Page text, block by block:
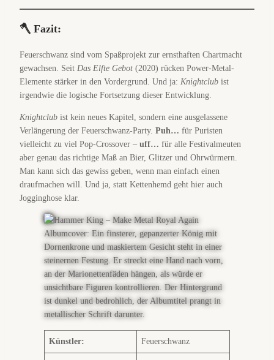
🪓 Fazit:
Feuerschwanz sind vom Spaßprojekt zur ernsthaften Chartmacht
gewachsen. Seit Das Elfte Gebot (2020) rücken Power-Metal-
Elemente stärker in den Vordergrund. Und ja: Knightclub ist
irgendwie die logische Fortsetzung dieser Entwicklung.
Knightclub ist kein neues Kapitel, sondern eine ausgelassene
Verlängerung der Feuerschwanz-Party. Puh… für Puristen
vielleicht zu viel Pop-Crossover – uff… für alle Festivalmeuten
aber genau das richtige Maß an Bier, Glitzer und Ohrwürmern.
Man kann sich das gewiss geben, wenn man einfach einen
draufmachen will. Und ja, statt Kettenhemd geht hier auch
Jogginghose klar.
Künstler: Feuerschwanz